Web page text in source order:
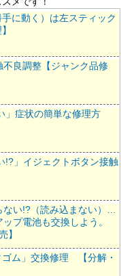
に動く）は左スティック
良調整【ジャンク品修
症状の簡単な修理方
!?」イジェクトボタン接触
い!?（読み込まない）…
プ電池も交換しよう。
】
ゴム」交換修理 【分解・